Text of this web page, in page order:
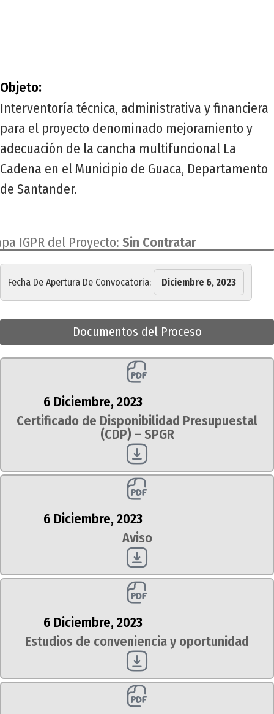
Objeto:
Interventoría técnica, administrativa y financiera
para el proyecto denominado mejoramiento y
adecuación de la cancha multifuncional La
Cadena en el Municipio de Guaca, Departamento
de Santander.
IGPR del Proyecto: Sin Contratar
Fecha De Apertura De Convocatoria: Diciembre 6, 2023
Documentos del Proceso
6 Diciembre, 2023
Certificado de Disponibilidad Presupuestal
(CDP) – SPGR
6 Diciembre, 2023
Aviso
6 Diciembre, 2023
Estudios de conveniencia y oportunidad